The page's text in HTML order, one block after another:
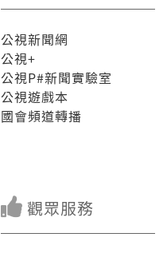
公視新聞網
公視+
公視P#新聞實驗室
公視遊戲本
國會頻道轉播
觀眾服務